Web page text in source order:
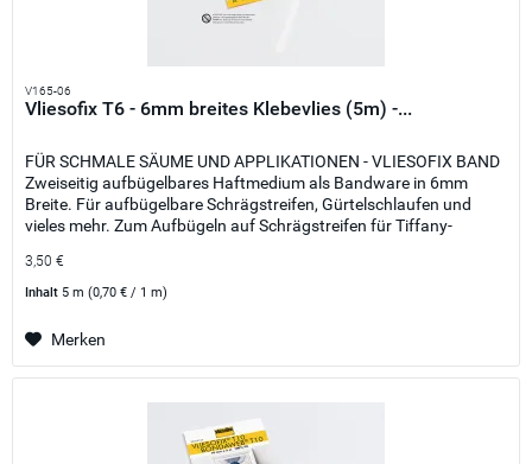
V165-06
Vliesofix T6 - 6mm breites Klebevlies (5m) -...
FÜR SCHMALE SÄUME UND APPLIKATIONEN - VLIESOFIX BAND
Zweiseitig aufbügelbares Haftmedium als Bandware in 6mm
Breite. Für aufbügelbare Schrägstreifen, Gürtelschlaufen und
vieles mehr. Zum Aufbügeln auf Schrägstreifen für Tiffany-
3,50 €
Inhalt 5 m(0,70 € / 1 m)
Merken